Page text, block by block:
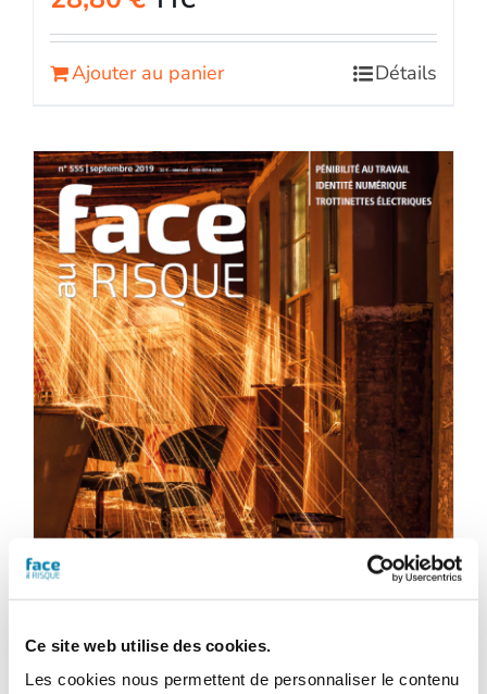
Ce site web utilise des cookies.
Les cookies nous permettent de personnaliser le contenu
Ajouter au panier Détails